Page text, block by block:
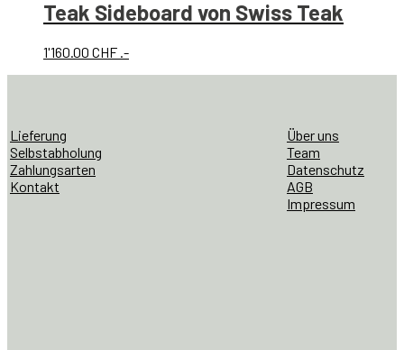
Teak Sideboard von Swiss Teak
1'160.00 CHF .-
Lieferung
Selbstabholung
Zahlungsarten
Kontakt
Über uns
Team
Datenschutz
AGB
Impressum